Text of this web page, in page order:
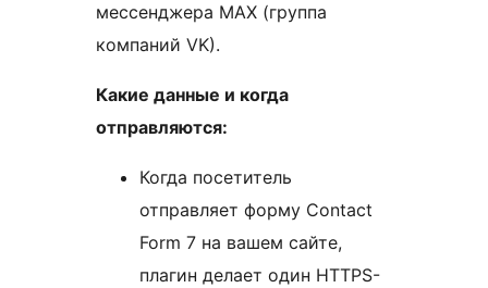
мессенджера MAX (группа
компаний VK).
Какие данные и когда
отправляются:
Когда посетитель
отправляет форму Contact
Form 7 на вашем сайте,
плагин делает один HTTPS-